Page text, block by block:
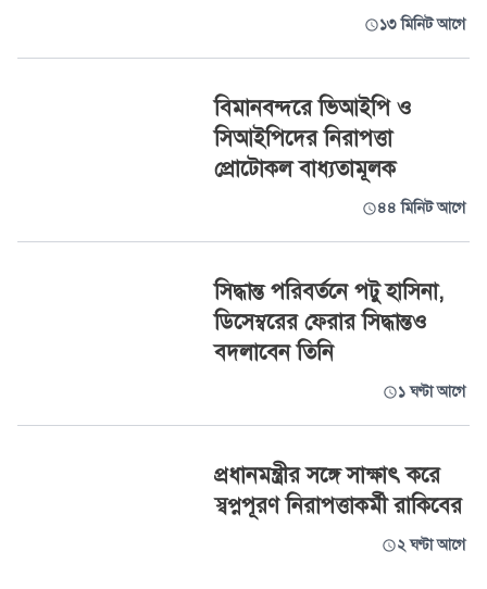
১৩ মিনিট আগে
বিমানবন্দরে ভিআইপি ও
সিআইপিদের নিরাপত্তা
প্রোটোকল বাধ্যতামূলক
৪৪ মিনিট আগে
সিদ্ধান্ত পরিবর্তনে পটু হাসিনা,
ডিসেম্বরের ফেরার সিদ্ধান্তও
বদলাবেন তিনি
১ ঘণ্টা আগে
প্রধানমন্ত্রীর সঙ্গে সাক্ষাৎ করে
স্বপ্নপূরণ নিরাপত্তাকর্মী রাকিবের
২ ঘণ্টা আগে